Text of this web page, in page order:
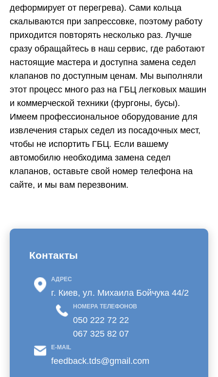
деформирует от перегрева). Сами кольца
скалываются при запрессовке, поэтому работу
приходится повторять несколько раз. Лучше
сразу обращайтесь в наш сервис, где работают
настоящие мастера и доступна замена седел
клапанов по доступным ценам. Мы выполняли
этот процесс много раз на ГБЦ легковых машин
и коммерческой техники (фургоны, бусы).
Имеем профессиональное оборудование для
извлечения старых седел из посадочных мест,
чтобы не испортить ГБЦ. Если вашему
автомобилю необходима замена седел
клапанов, оставьте свой номер телефона на
сайте, и мы вам перезвоним.
Контакты
АДРЕС
г. Киев, ул. Михаила Бойчука 44/2
НОМЕРА ТЕЛЕФОНОВ
050 222 72 22
067 325 82 07
E-MAIL
feedback.tds@gmail.com